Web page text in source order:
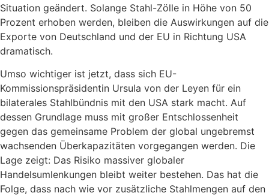
Situation geändert. Solange Stahl-Zölle in Höhe von 50
Prozent erhoben werden, bleiben die Auswirkungen auf die
Exporte von Deutschland und der EU in Richtung USA
dramatisch.
Umso wichtiger ist jetzt, dass sich EU-
Kommissionspräsidentin Ursula von der Leyen für ein
bilaterales Stahlbündnis mit den USA stark macht. Auf
dessen Grundlage muss mit großer Entschlossenheit
gegen das gemeinsame Problem der global ungebremst
wachsenden Überkapazitäten vorgegangen werden. Die
Lage zeigt: Das Risiko massiver globaler
Handelsumlenkungen bleibt weiter bestehen. Das hat die
Folge, dass nach wie vor zusätzliche Stahlmengen auf den